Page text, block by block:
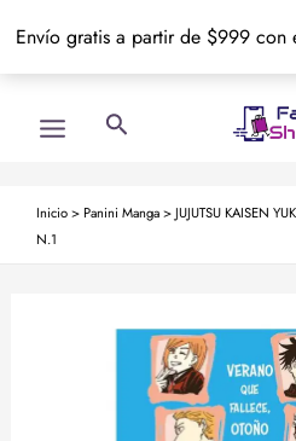
Envío gratis a partir de $999 con
Menu
Buscar
Inicio> Panini Manga>JUJUTSU KAISEN
N.1